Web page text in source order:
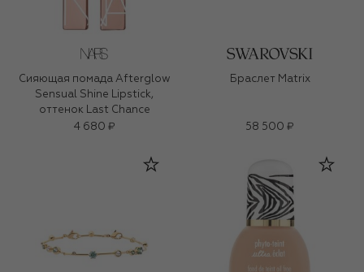
Сияющая помада Afterglow
Sensual Shine Lipstick,
оттенок Last Chance
4 680 ₽
Браслет Matrix
58 500 ₽